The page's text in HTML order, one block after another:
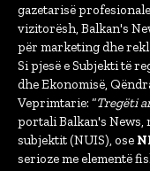
gazetarisë
vizitorësh, Balkan's
për marketing dhe
Si pjesë e Subjekti të
dhe Ekonomisë,
Veprimtarie: “Tregëti
portali Balkan's
subjektit (NUIS), ose
serioze me elementë